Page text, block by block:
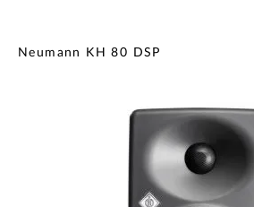
Neumann KH 80 DSP